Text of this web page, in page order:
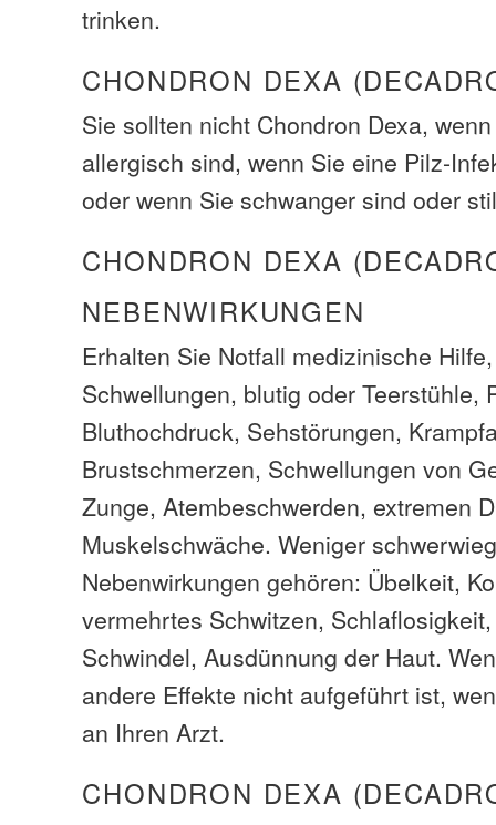
trinken.
CHONDRON DEXA
Sie sollten nicht Chondron Dexa,
allergisch sind, wenn Sie eine Pilz-
oder wenn Sie schwanger sind oder
CHONDRON DEXA
NEBENWIRKUNGEN
Erhalten Sie Notfall medizinische
Schwellungen, blutig oder Teerstühle,
Bluthochdruck, Sehstörungen,
Brustschmerzen, Schwellungen von
Zunge, Atembeschwerden, extremen
Muskelschwäche. Weniger
Nebenwirkungen gehören: Übelkeit,
vermehrtes Schwitzen,
Schwindel, Ausdünnung der Haut.
andere Effekte nicht aufgeführt ist,
an Ihren Arzt.
CHONDRON DEXA